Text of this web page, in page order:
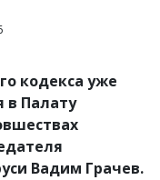
кодекса уже
в Палату
Вадим Грачев.